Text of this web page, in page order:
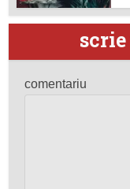
comentariu